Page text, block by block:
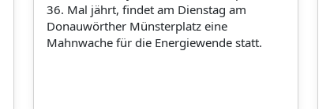
36. Mal jährt, findet am Dienstag am
Donauwörther Münsterplatz eine
Mahnwache für die Energiewende statt.